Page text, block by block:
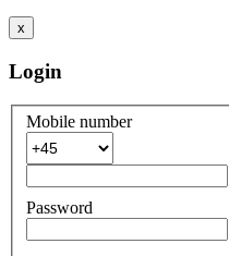
x
Login
Mobile number
Password